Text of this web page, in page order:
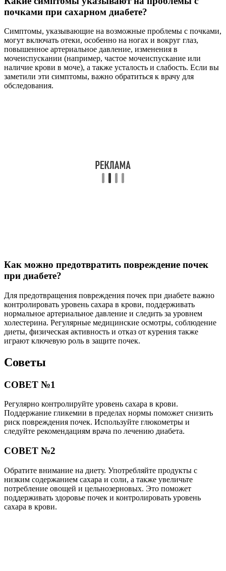
почками при сахарном диабете?
Симптомы, указывающие на возможные проблемы с почками,
могут включать отеки, особенно на ногах и вокруг глаз,
повышенное артериальное давление, изменения в
мочеиспускании (например, частое мочеиспускание или
наличие крови в моче), а также усталость и слабость. Если вы
заметили эти симптомы, важно обратиться к врачу для
обследования.
Как можно предотвратить повреждение почек
при диабете?
Для предотвращения повреждения почек при диабете важно
контролировать уровень сахара в крови, поддерживать
нормальное артериальное давление и следить за уровнем
холестерина. Регулярные медицинские осмотры, соблюдение
диеты, физическая активность и отказ от курения также
играют ключевую роль в защите почек.
Советы
СОВЕТ №1
Регулярно контролируйте уровень сахара в крови.
Поддержание гликемии в пределах нормы поможет снизить
риск повреждения почек. Используйте глюкометры и
следуйте рекомендациям врача по лечению диабета.
СОВЕТ №2
Обратите внимание на диету. Употребляйте продукты с
низким содержанием сахара и соли, а также увеличьте
потребление овощей и цельнозерновых. Это поможет
поддерживать здоровье почек и контролировать уровень
сахара в крови.